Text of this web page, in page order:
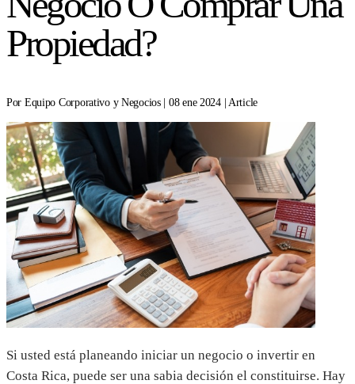
Propiedad?
Por Equipo Corporativo y Negocios | 08 ene 2024 | Article
Si usted está planeando iniciar un negocio o invertir en
Costa Rica, puede ser una sabia decisión el constituirse. Hay